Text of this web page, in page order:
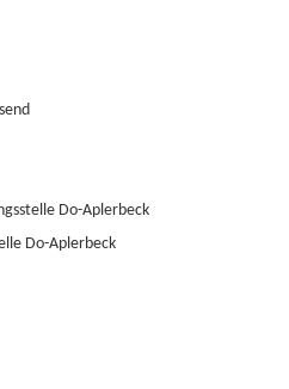
Do-Aplerbeck
Do-Aplerbeck